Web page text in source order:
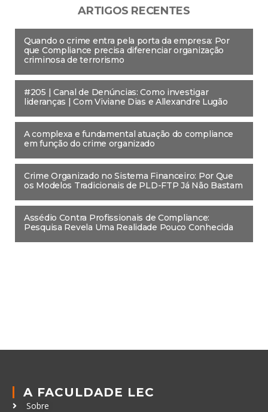
ARTIGOS RECENTES
Quando o crime entra pela porta da empresa: Por
que Compliance precisa diferenciar organização
criminosa de terrorismo
#205 | Canal de Denúncias: Como investigar
lideranças | Com Viviane Dias e Allexandre Lugão
A complexa e fundamental atuação do compliance
em função do crime organizado
Crime Organizado no Sistema Financeiro: Por Que
os Modelos Tradicionais de PLD-FTP Já Não Bastam
Assédio Contra Profissionais de Compliance:
Pesquisa Revela Uma Realidade Pouco Conhecida
A FACULDADE LEC
Sobre